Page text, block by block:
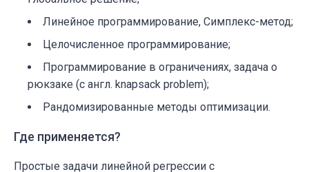
Линейное программирование, Симплекс-метод;
Целочисленное программирование;
Программирование в ограничениях, задача о
рюкзаке (с англ. knapsack problem);
Рандомизированные методы оптимизации.
Где применяется?
Простые задачи линейной регрессии с